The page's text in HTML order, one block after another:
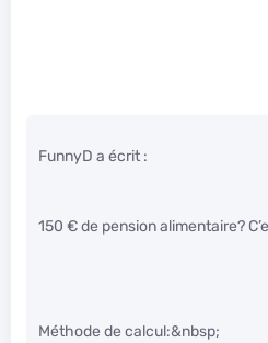
FunnyD a écrit :
150 € de pension alimentaire?
Méthode de calcul:&nbsp;